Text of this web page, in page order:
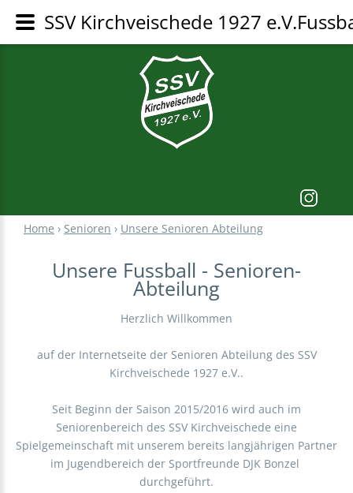
Home › Senioren › Unsere Senioren Abteilung
Unsere Fussball - Senioren-
Abteilung
Herzlich Willkommen
auf der Internetseite der Senioren Abteilung des SSV
Kirchveischede 1927 e.V..
Seit Beginn der Saison 2015/2016 wird auch im
Seniorenbereich des SSV Kirchveischede eine
Spielgemeinschaft mit unserem bereits langjährigen Partner
im Jugendbereich der Sportfreunde DJK Bonzel
durchgeführt.
SSV Kirchveischede 1927